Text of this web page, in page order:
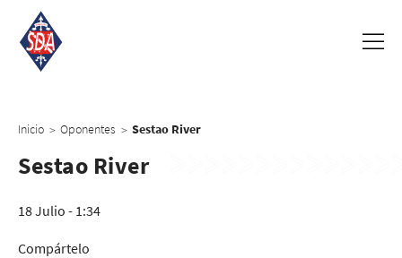
Inicio > Oponentes > Sestao River
Sestao River
18 Julio - 1:34
Compártelo